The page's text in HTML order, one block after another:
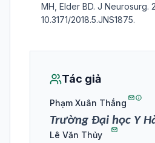
MH, Elder BD. J Neurosurg.
10.3171/2018.5.JNS1875.
Tác giả
Phạm Xuân Thắng
Trường Đại học Y
Lê Văn Thủy